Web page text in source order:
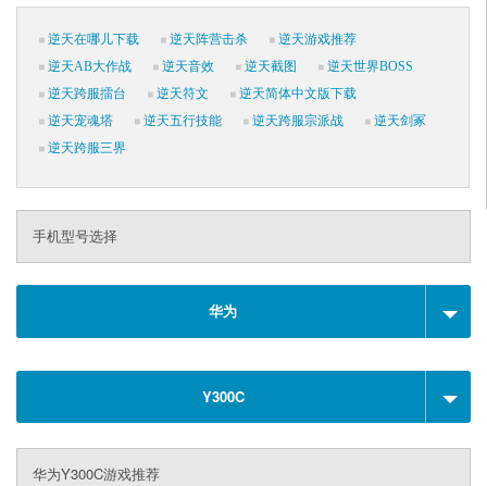
逆天在哪儿下载 逆天阵营击杀
逆天游戏推荐
逆天AB大作战
逆天音效 逆天截图
逆天世界BOSS
逆天跨服擂台
逆天符文
逆天简体中文版下载
逆天宠魂塔
逆天五行技能 逆天跨服宗派战
逆天剑冢
逆天跨服三界
手机型号选择
华为
Y300C
华为Y300C游戏推荐